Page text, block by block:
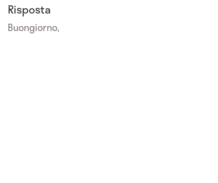
Risposta
Buongiorno,